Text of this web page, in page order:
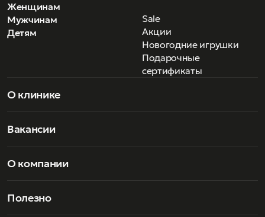
Женщинам
Мужчинам
Детям
Sale
Акции
Новогодние игрушки
Подарочные
сертификаты
О клинике
Вакансии
О компании
Полезно